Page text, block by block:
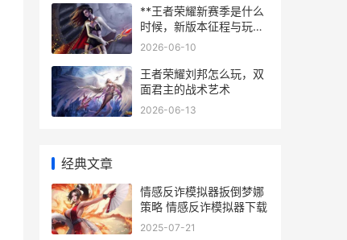
**王者荣耀新赛季是什么
时候，新版本征程与玩家
期待**
2026-06-10
王者荣耀刘邦怎么玩，双
面君主的战术艺术
2026-06-13
经典文章
情感反诈模拟器扳倒梦娜
策略 情感反诈模拟器下载
2025-07-21